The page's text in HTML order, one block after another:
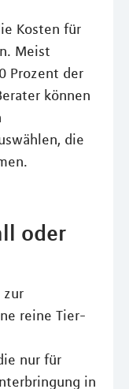
Kosten für
Meist
Prozent der
können
die
oder
zur
reine Tier-
nur für
in